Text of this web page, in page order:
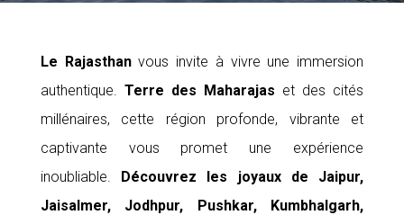
Le Rajasthanvous invite à vivre une immersion
authentique. Terre des Maharajas et des cités
millénaires, cette région profonde, vibrante et
captivante vous promet une expérience
inoubliable. Découvrez les joyaux de Jaipur,
Jaisalmer, Jodhpur, Pushkar, Kumbhalgarh,